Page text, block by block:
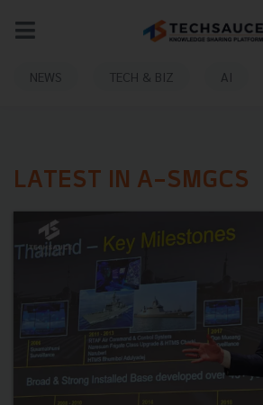
NEWS TECH & BIZ AI
LATEST IN A-SMGCS